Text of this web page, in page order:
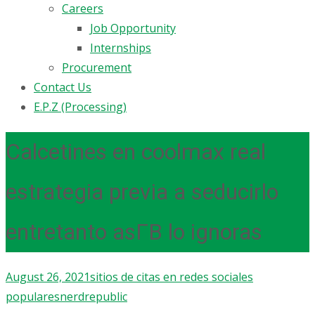
Careers
Job Opportunity
Internships
Procurement
Contact Us
E.P.Z (Processing)
Calcetines en coolmax real
estrategia previa a seducirlo
entretanto asГ­В­ lo ignoras
August 26, 2021sitios de citas en redes sociales
popularesnerdrepublic